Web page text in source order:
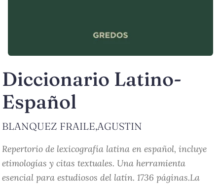
Diccionario Latino-
Español
BLANQUEZ FRAILE,AGUSTIN
Repertorio de lexicografía latina en español, incluye
etimologías y citas textuales. Una herramienta
esencial para estudiosos del latín. 1736 páginas.La